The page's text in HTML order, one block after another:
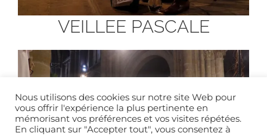
VEILLEE PASCALE
Nous utilisons des cookies sur notre site Web pour
vous offrir l'expérience la plus pertinente en
mémorisant vos préférences et vos visites répétées.
En cliquant sur "Accepter tout", vous consentez à